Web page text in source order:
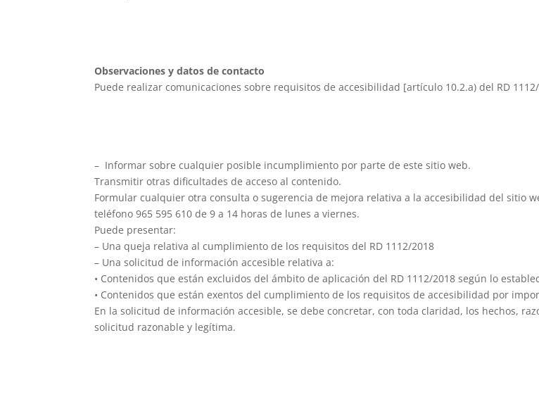
Observaciones y datos de contacto
Puede realizar comunicaciones sobre requisitos de accesibilidad [artículo 10.2.a) del RD
– Informar sobre cualquier posible incumplimiento por parte de este sitio web.
Transmitir otras dificultades de acceso al contenido.
Formular cualquier otra consulta o sugerencia de mejora relativa a la accesibilidad del sitio
teléfono 965 595 610​ de 9 a 14 horas de lunes a viernes.
Puede presentar:
– Una queja relativa al cumplimiento de los requisitos del RD 1112/2018
– Una solicitud de información accesible relativa a:
• Contenidos que están excluidos del ámbito de aplicación del RD 1112/2018 según lo
• Contenidos que están exentos del cumplimiento de los requisitos de accesibilidad por
En la solicitud de información accesible, se debe concretar, con toda claridad, los hechos,
solicitud razonable y legítima.